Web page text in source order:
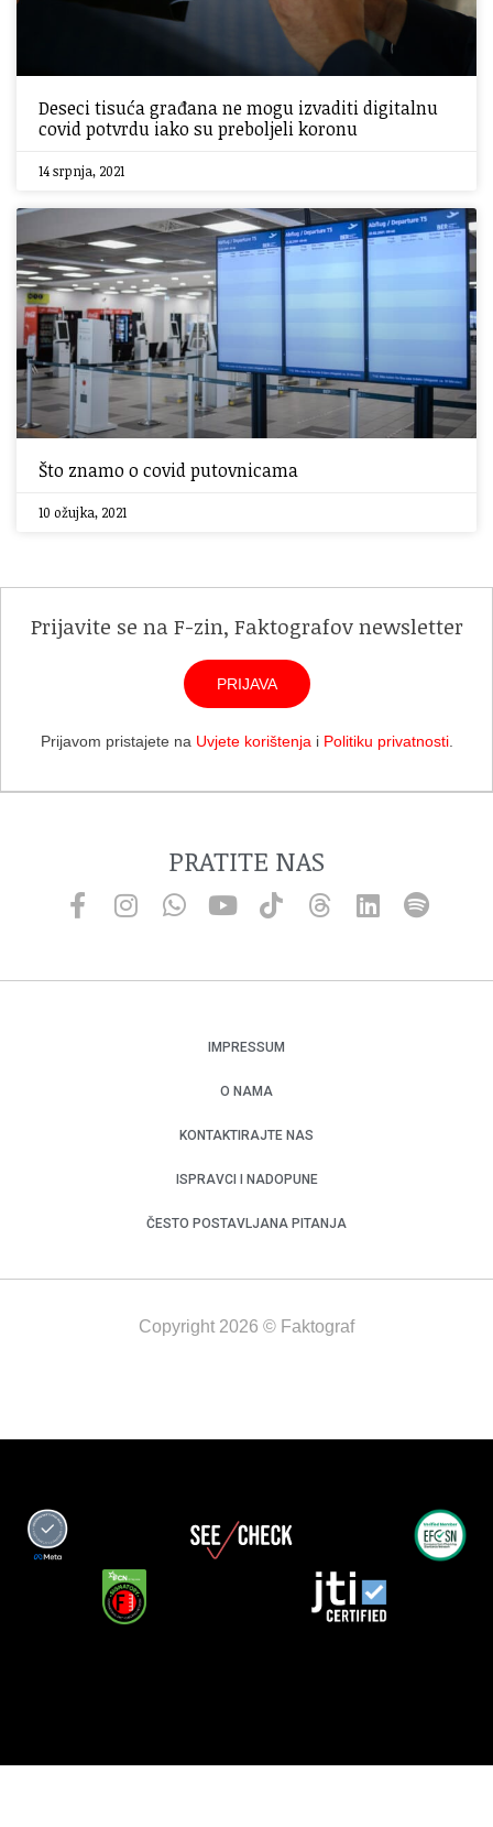
Deseci tisuća građana ne mogu izvaditi digitalnu
covid potvrdu iako su preboljeli koronu
14 srpnja, 2021
Što znamo o covid putovnicama
10 ožujka, 2021
Prijavite se na F-zin, Faktografov newsletter
PRIJAVA
Prijavom pristajete na Uvjete korištenja i Politiku privatnosti.
PRATITE NAS
IMPRESSUM
O NAMA
KONTAKTIRAJTE NAS
ISPRAVCI I NADOPUNE
ČESTO POSTAVLJANA PITANJA
Copyright 2026 © Faktograf